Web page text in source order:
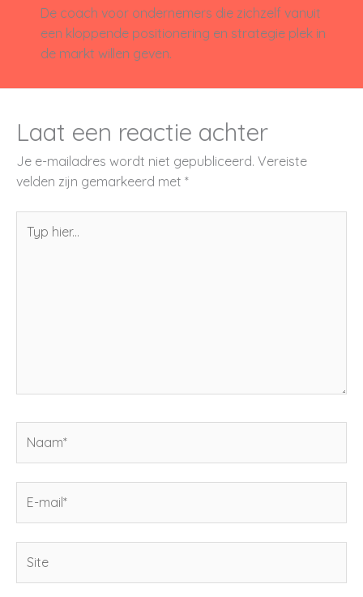
De coach voor ondernemers die zichzelf vanuit
een kloppende positionering en strategie plek in
de markt willen geven.
Laat een reactie achter
Je e-mailadres wordt niet gepubliceerd. Vereiste
velden zijn gemarkeerd met *
hier...
mail*